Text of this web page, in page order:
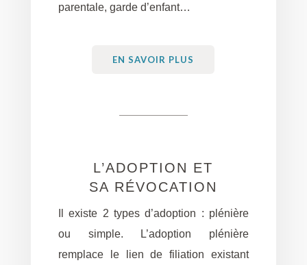
parentale, garde d’enfant…
EN SAVOIR PLUS
L’ADOPTION ET
SA RÉVOCATION
Il existe 2 types d’adoption : plénière
ou simple. L’adoption plénière
remplace le lien de filiation existant